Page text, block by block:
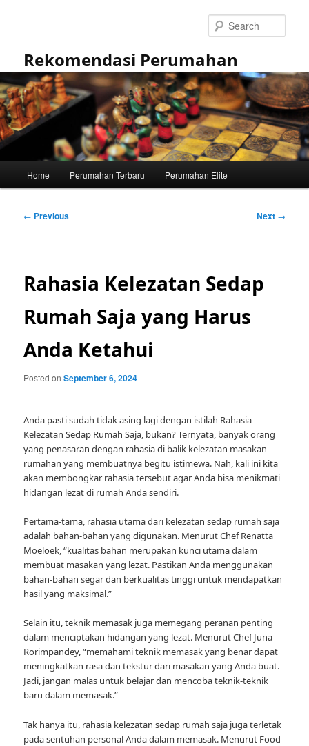
Rekomendasi Perumahan
Home Perumahan Terbaru Perumahan Elite
Post
← Previous Next →
Rahasia Kelezatan Sedap
Rumah Saja yang Harus
Anda Ketahui
Posted onSeptember 6, 2024
Anda pasti sudah tidak asing lagi dengan istilah Rahasia
Kelezatan Sedap Rumah Saja, bukan? Ternyata, banyak orang
yang penasaran dengan rahasia di balik kelezatan masakan
rumahan yang membuatnya begitu istimewa. Nah, kali ini kita
akan membongkar rahasia tersebut agar Anda bisa menikmati
hidangan lezat di rumah Anda sendiri.
Pertama-tama, rahasia utama dari kelezatan sedap rumah saja
adalah bahan-bahan yang digunakan. Menurut Chef Renatta
Moeloek, “kualitas bahan merupakan kunci utama dalam
membuat masakan yang lezat. Pastikan Anda menggunakan
bahan-bahan segar dan berkualitas tinggi untuk mendapatkan
hasil yang maksimal.”
Selain itu, teknik memasak juga memegang peranan penting
dalam menciptakan hidangan yang lezat. Menurut Chef Juna
Rorimpandey, “memahami teknik memasak yang benar dapat
meningkatkan rasa dan tekstur dari masakan yang Anda buat.
Jadi, jangan malas untuk belajar dan mencoba teknik-teknik
baru dalam memasak.”
Tak hanya itu, rahasia kelezatan sedap rumah saja juga terletak
pada sentuhan personal Anda dalam memasak. Menurut Food